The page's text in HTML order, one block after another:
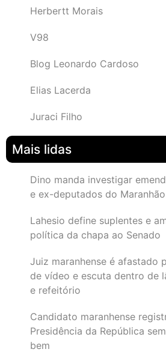
Herbertt Morais
V98
Blog Leonardo Cardoso
Elias Lacerda
Juraci Filho
Mais lidas
Dino manda investigar
e ex-deputados do
Lahesio define suplentes e
política da chapa ao Senado
Juiz maranhense é afastado
de vídeo e escuta dentro de
e refeitório
Candidato maranhense
Presidência da República
bem